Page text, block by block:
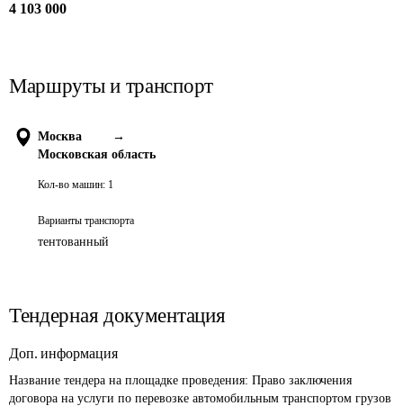
4 103 000
Маршруты и транспорт
Москва
→
Московская область
Кол-во машин: 1
Варианты транспорта
тентованный
Тендерная документация
Доп. информация
Название тендера на площадке проведения: Право заключения
договора на услуги по перевозке автомобильным транспортом грузов